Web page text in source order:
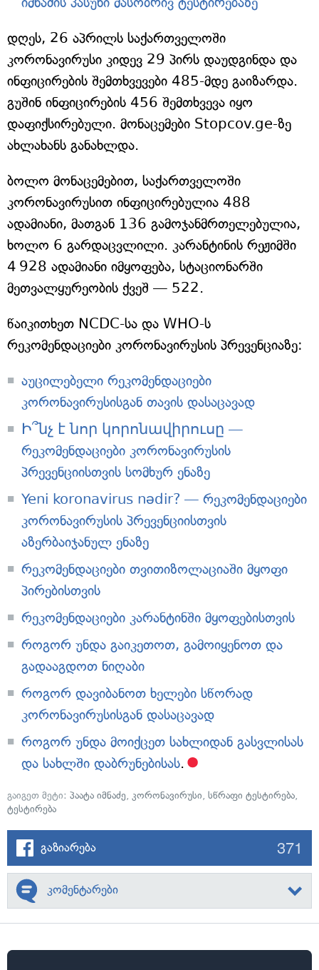
დღეს, 26 აპრილს საქართველოში
კორონავირუსი კიდევ 29 პირს დაუდგინდა და
ინფიცირების შემთხვევები 485-მდე გაიზარდა.
გუშინ ინფიცირების 456 შემთხვევა იყო
დაფიქსირებული. მონაცემები Stopcov.ge-ზე
ახლახანს განახლდა.
ბოლო მონაცემებით, საქართველოში
კორონავირუსით ინფიცირებულია 488
ადამიანი, მათგან 136 გამოჯანმრთელებულია,
ხოლო 6 გარდაცვლილი. კარანტინის რეჟიმში
4 928 ადამიანი იმყოფება, სტაციონარში
მეთვალყურეობის ქვეშ — 522.
წაიკითხეთ NCDC-სა და WHO-ს
რეკომენდაციები კორონავირუსის პრევენციაზე:
აუცილებელი რეკომენდაციები
კორონავირუსისგან თავის დასაცავად
Ի՞նչ է նոր կորոնավիրուսը —
რეკომენდაციები კორონავირუსის
პრევენციისთვის სომხურ ენაზე
Yeni koronavirus nədir? — რეკომენდაციები
კორონავირუსის პრევენციისთვის
აზერბაიჯანულ ენაზე
რეკომენდაციები თვითიზოლაციაში მყოფი
პირებისთვის
რეკომენდაციები კარანტინში მყოფებისთვის
როგორ უნდა გაიკეთოთ, გამოიყენოთ და
გადააგდოთ ნიღაბი
როგორ დავიბანოთ ხელები სწორად
კორონავირუსისგან დასაცავად
როგორ უნდა მოიქცეთ სახლიდან გასვლისას
და სახლში დაბრუნებისას.
გაიგეთ მეტი: პაატა იმნაძე, კორონავირუსი, სწრაფი ტესტირება,
ტესტირება
გაზიარება 371
კომენტარები